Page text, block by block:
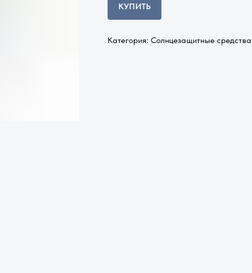
КУПИТЬ
Категория: Солнцезащитные средства